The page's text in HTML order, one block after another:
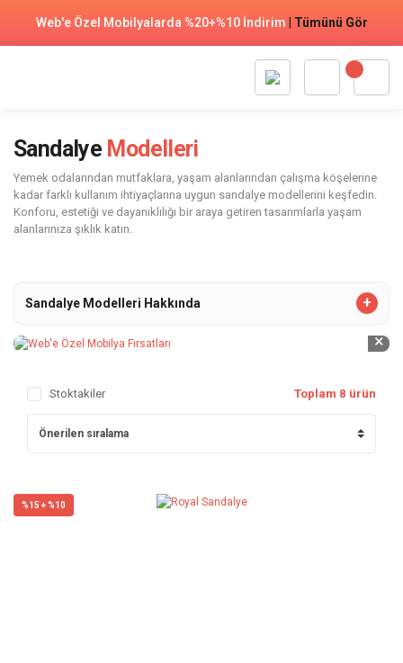
Web'e Özel Mobilyalarda %20+%10 İndirim Tümünü Gör
Sandalye Modelleri
Yemek odalarından mutfaklara, yaşam alanlarından çalışma köşelerine
kadar farklı kullanım ihtiyaçlarına uygun sandalye modellerini keşfedin.
Konforu, estetiği ve dayanıklılığı bir araya getiren tasarımlarla yaşam
alanlarınıza şıklık katın.
Sandalye Modelleri Hakkında
×
Stoktakiler Toplam 8 ürün
%15 + %10